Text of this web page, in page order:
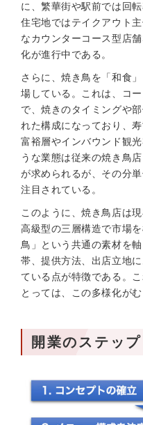
に、繁華街や駅前では回
住宅地ではテイクアウト
なカウンターコース型店
化が進行中である。
さらに、焼き鳥を「和食
場している。これは、コ
で、焼きのタイミングや
れた構成になっており、
富裕層やインバウンド観
うな業態は従来の焼き鳥
が求められるが、その分
注目されている。
このように、焼き鳥店は
高級型の三層構造で市場
鳥」という共通の素材を
帯、提供方法、出店立地
ている点が特徴である。
とっては、この多様化が
開業のステップ